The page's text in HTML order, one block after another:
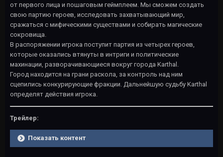
от первого лица и пошаговым геймплеем. Мы сможем создать
свою партию героев, исследовать захватывающий мир,
сражаться с мифическими существами и собирать магические
сокровища.
В распоряжении игрока поступит партия из четырех героев,
которые оказались втянуты в интриги и политические
махинации, разворачивающиеся вокруг города Karthal.
Город находится на грани раскола, за контроль над ним
сцепились конкурирующие фракции. Дальнейшую судьбу Karthal
определят действия игрока.
Трейлер:
Показать контент